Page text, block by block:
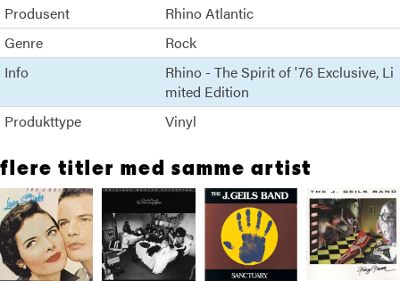
Produsent
Rhino Atlantic
Genre
Rock
Info
Rhino - The Spirit of '76 Exclusive Li
mited Edition
Produkttype
Vinyl
flere titler med samme artist